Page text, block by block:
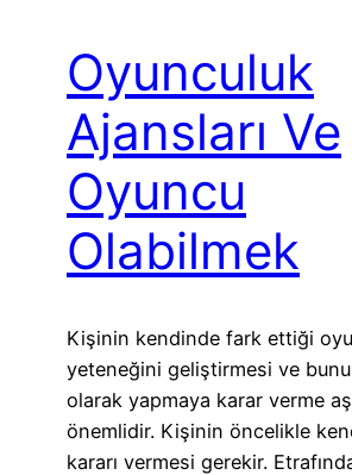
Oyunculuk
Ajansları Ve
Oyuncu
Olabilmek
Kişinin kendinde fark ettiği
yeteneğini geliştirmesi ve
olarak yapmaya karar verme
önemlidir. Kişinin öncelikle
kararı vermesi gerekir.